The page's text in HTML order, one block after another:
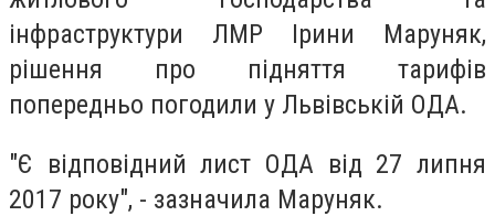
інфраструктури ЛМР Ірини Маруняк,
рішення про підняття тарифів
попередньо погодили у Львівській ОДА.
"Є відповідний лист ОДА від 27 липня
2017 року", - зазначила Маруняк.